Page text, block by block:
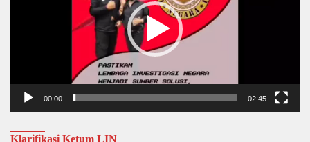
00:00 02:45
Klarifikasi Ketum LIN